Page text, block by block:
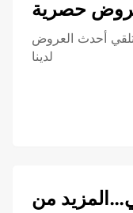
حصرية
أحدث العروض
لدينا
من